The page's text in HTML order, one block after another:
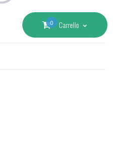
0 Carrello